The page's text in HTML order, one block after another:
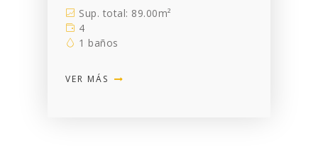
Sup. total: 89.00m²
4
1 baños
VER MÁS